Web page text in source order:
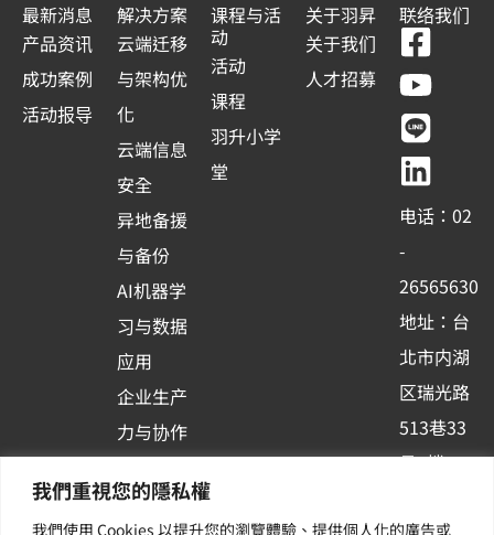
我們重視您的隱私權
我們使用 Cookies 以提升您的瀏覽體驗、提供個人化的廣告或
最新消息
产品资讯
成功案例
活动报导
解决方案
云端迁移
与架构优
化
云端信息
安全
异地备援
与备份
AI机器学
习与数据
应用
企业生产
力与协作
台应用
课程与活
动
活动
课程
羽升小学
堂
关于羽昇
关于我们
人才招募
联络我们
F
a
c
e
b
o
o
k
-
s
q
u
a
r
Y
o
u
t
u
b
e
L
i
n
e
L
i
n
k
e
d
i
n
电话：02
-
26565630
地址：台
北市内湖
区瑞光路
513巷33
号6楼